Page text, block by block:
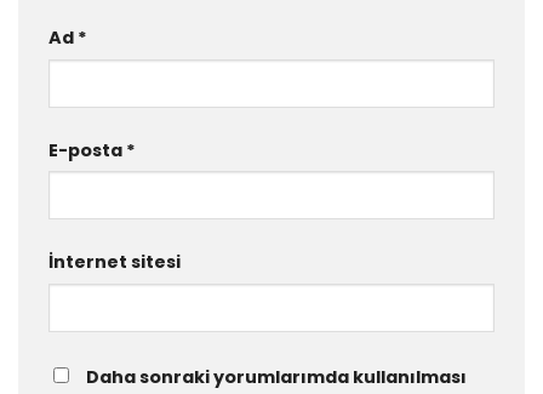
Ad *
E-posta *
İnternet sitesi
Daha sonraki yorumlarımda kullanılması